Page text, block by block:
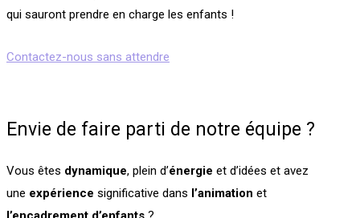
qui sauront prendre en charge les enfants !
Contactez-nous sans attendre
Envie de faire parti de notre équipe ?
Vous êtes dynamique, plein d’énergie et d’idées et avez
une expérience significative dans l’animation et